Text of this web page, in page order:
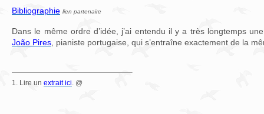
Bibliographie lien partenaire
Dans le même ordre d’idée, j’ai entendu il y a très longtemps
João Pires , pianiste portugaise, qui s’entraîne exactement de la
1. Lire un extrait ici. @